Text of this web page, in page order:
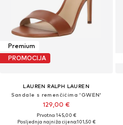
Premium
PROMOCIJA
LAUREN RALPH LAUREN
Sandale s remenčićima 'GWEN'
129,00 €
Prvotno: 145,00 €
Posljednja najniža cijena:101,50 €